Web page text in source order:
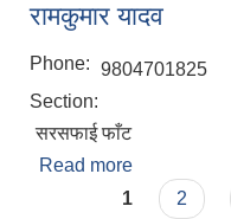
रामकुमार यादव
Phone: 9804701825
Section:
सरसफाई फाँट
Read more
Pages
1 2